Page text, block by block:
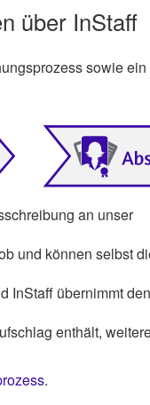
über InStaff
sowie ein
an unser
und können selbst
InStaff übernimmt
enthält,
.